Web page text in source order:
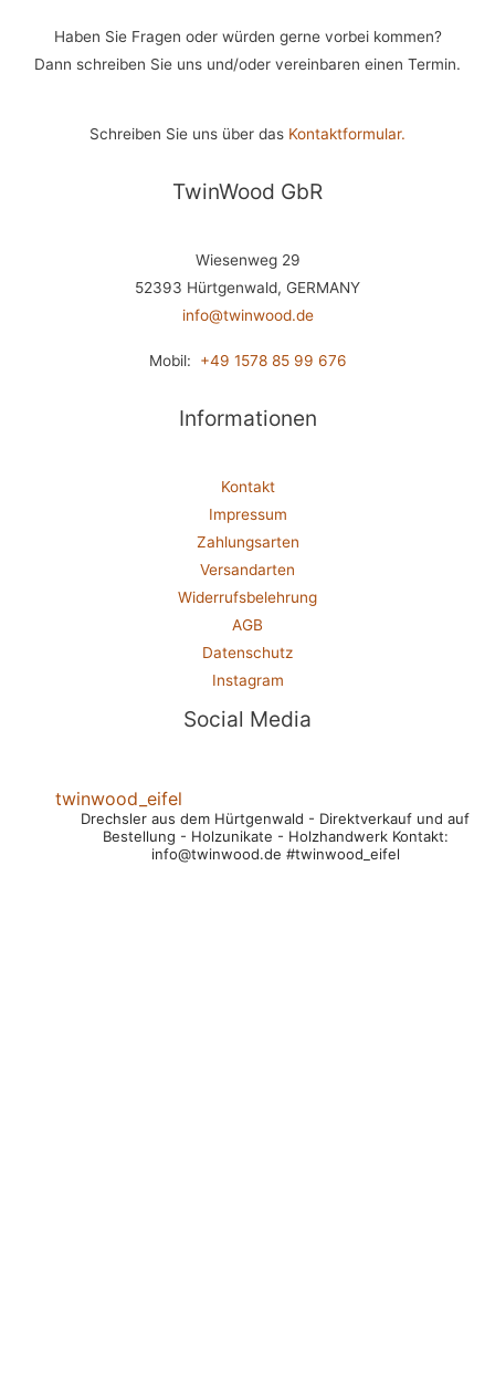
Haben Sie Fragen oder würden gerne vorbei kommen?
Dann schreiben Sie uns und/oder vereinbaren einen Termin.
Schreiben Sie uns über das Kontaktformular.
TwinWood GbR
Wiesenweg 29
52393 Hürtgenwald, GERMANY
info@twinwood.de
Mobil: +49 1578 85 99 676
Informationen
Kontakt
Impressum
Zahlungsarten
Versandarten
Widerrufsbelehrung
AGB
Datenschutz
Instagram
Social Media
twinwood_eifel
Drechsler aus dem Hürtgenwald - Direktverkauf und auf
Bestellung - Holzunikate - HolzhandwerkKontakt:
info@twinwood.de #twinwood_eifel